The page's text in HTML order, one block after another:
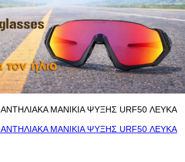
ΑΝΤΗΛΙΑΚΑ ΜΑΝΙΚΙΑ ΨΥΞΗΣ URF50 ΛΕΥΚΑ
ΑΝΤΗΛΙΑΚΑ ΜΑΝΙΚΙΑ ΨΥΞΗΣ URF50 ΛΕΥΚΑ